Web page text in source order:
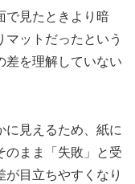
で見たときより暗
ットだったという
差を理解していない
に見えるため、紙に
のまま「失敗」と受
目立ちやすくなり